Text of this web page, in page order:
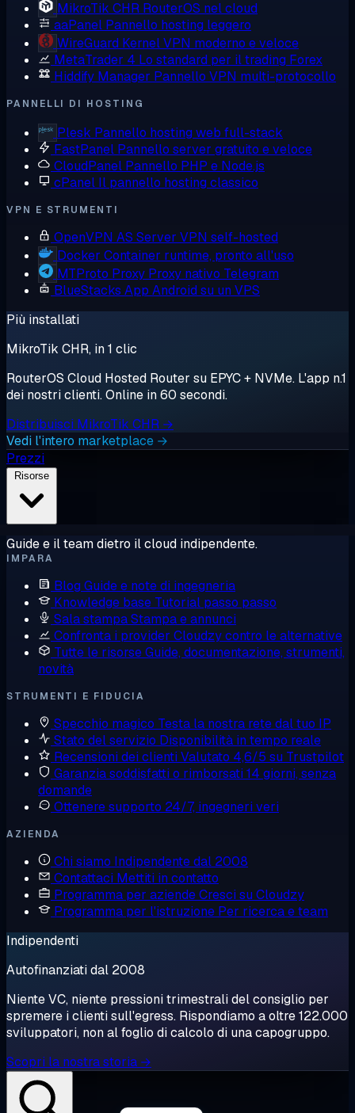
MikroTik CHR RouterOS nel cloud
aaPanel Pannello hosting leggero
WireGuard Kernel VPN moderno e veloce
MetaTrader 4 Lo standard per il trading Forex
Hiddify Manager Pannello VPN multi-protocollo
PANNELLI DI HOSTING
Plesk Pannello hosting web full-stack
FastPanel Pannello server gratuito e veloce
CloudPanel Pannello PHP e Node.js
cPanel Il pannello hosting classico
VPN E STRUMENTI
OpenVPN AS Server VPN self-hosted
Docker Container runtime, pronto all'uso
MTProto Proxy Proxy nativo Telegram
BlueStacks App Android su un VPS
Più installati
MikroTik CHR, in 1 clic
RouterOS Cloud Hosted Router su EPYC + NVMe. L'app n.1
dei nostri clienti. Online in 60 secondi.
Distribuisci MikroTik CHR →
Vedi l'intero marketplace →
Prezzi
Guide e il team dietro il cloud indipendente.
IMPARA
Blog Guide e note di ingegneria
Knowledge base Tutorial passo passo
Sala stampaStampa e annunci
Confronta i provider Cloudzy contro le alternative
Tutte le risorseGuide, documentazione, strumenti,
novità
STRUMENTI E FIDUCIA
Specchio magico Testa la nostra rete dal tuo IP
Stato del servizio Disponibilità in tempo reale
Recensioni dei clienti Valutato 4,6/5 su Trustpilot
Garanzia soddisfatti o rimborsati 14 giorni, senza
domande
Ottenere supporto 24/7, ingegneri veri
AZIENDA
Chi siamo Indipendente dal 2008
Contattaci Mettiti in contatto
Programma per aziendeCresci su Cloudzy
Programma per l'istruzione Per ricerca e team
Indipendenti
Autofinanziati dal 2008
Niente VC, niente pressioni trimestrali del consiglio per
spremere i clienti sull'egress. Rispondiamo a oltre 122.000
sviluppatori, non al foglio di calcolo di una capogruppo.
Scopri la nostra storia →